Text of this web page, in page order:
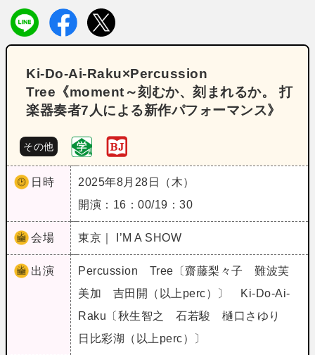
Ki‐Do‐Ai‐Raku×Percussion
Tree《moment～刻むか、刻まれるか。 打
楽器奏者7人による新作パフォーマンス》
その他
日時
2025年8月28日（木）
開演：16：00/19：30
会場 東京｜ I’M A SHOW
出演
Percussion Tree〔齋藤梨々子 難波芙
美加 吉田開（以上perc）〕 Ki‐Do‐Ai‐
Raku〔秋生智之 石若駿 樋口さゆり
日比彩湖（以上perc）〕